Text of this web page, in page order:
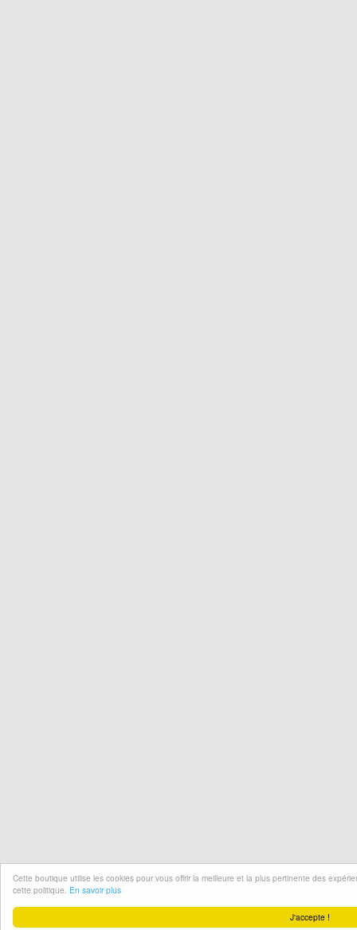
J'accepte !
Cette boutique utilise les cookies pour vous offrir la meilleure et la plus pertinente des
cette politique. En savoir plus